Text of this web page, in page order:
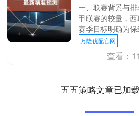
一、联赛背景与
甲联赛的较量，
赛季目标明确为
下游，距离降级区
则以稳健表现稳居
万隆优配官网
查看：
五五策略文章已加